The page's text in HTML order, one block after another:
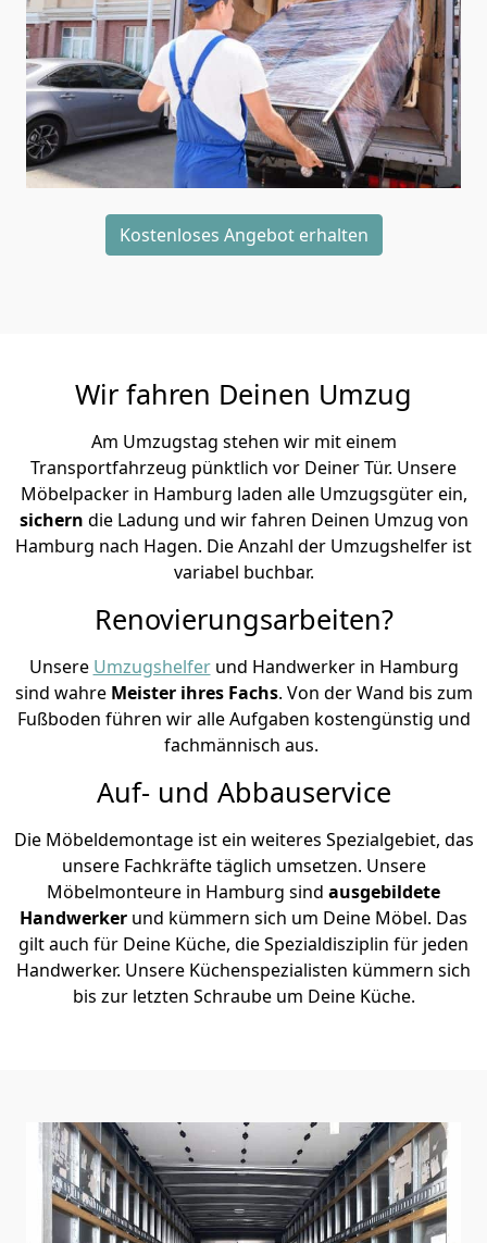
Kostenloses Angebot erhalten
Wir fahren Deinen Umzug
Am Umzugstag stehen wir mit einem
Transportfahrzeug pünktlich vor Deiner Tür. Unsere
Möbelpacker in Hamburg laden alle Umzugsgüter ein,
sichern die Ladung und wir fahren Deinen Umzug von
Hamburg nach Hagen. Die Anzahl der Umzugshelfer ist
variabel buchbar.
Renovierungsarbeiten?
Unsere Umzugshelferund Handwerker in Hamburg
sind wahre Meister ihres Fachs. Von der Wand bis zum
Fußboden führen wir alle Aufgaben kostengünstig und
fachmännisch aus.
Auf- und Abbauservice
Die Möbeldemontage ist ein weiteres Spezialgebiet, das
unsere Fachkräfte täglich umsetzen. Unsere
Möbelmonteure in Hamburg sind ausgebildete
Handwerker und kümmern sich um Deine Möbel. Das
gilt auch für Deine Küche, die Spezialdisziplin für jeden
Handwerker. Unsere Küchenspezialisten kümmern sich
bis zur letzten Schraube um Deine Küche.